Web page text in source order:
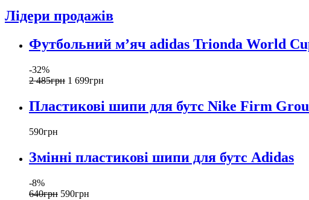
Лідери продажів
Футбольний м’яч adidas Trionda World
-32%
2 485грн 1 699грн
Пластикові шипи для бутс Nike Firm
590грн
Змінні пластикові шипи для бутс Adidas
-8%
640грн 590грн